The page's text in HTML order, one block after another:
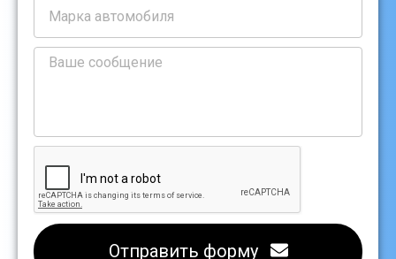
Отправить форму